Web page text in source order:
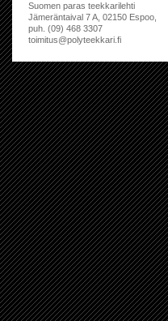
Suomen paras teekkarilehti
Jämeräntaival 7 A, 02150 Espoo,
puh. (09) 468 3307
toimitus@polyteekkari.fi